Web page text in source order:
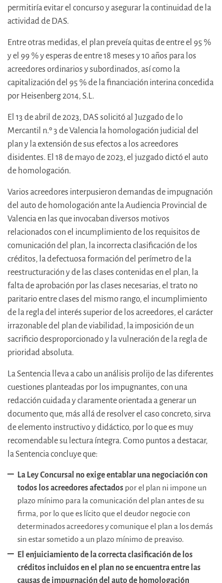
permitiría evitar el concurso y asegurar la continuidad de la
actividad de DAS.
Entre otras medidas, el plan preveía quitas de entre el 95 %
y el 99 % y esperas de entre 18 meses y 10 años para los
acreedores ordinarios y subordinados, así como la
capitalización del 95 % de la financiación interina concedida
por Heisenberg 2014, S.L.
El 13 de abril de 2023, DAS solicitó al Juzgado de lo
Mercantil n.º 3 de Valencia la homologación judicial del
plan y la extensión de sus efectos a los acreedores
disidentes. El 18 de mayo de 2023, el juzgado dictó el auto
de homologación.
Varios acreedores interpusieron demandas de impugnación
del auto de homologación ante la Audiencia Provincial de
Valencia en las que invocaban diversos motivos
relacionados con el incumplimiento de los requisitos de
comunicación del plan, la incorrecta clasificación de los
créditos, la defectuosa formación del perímetro de la
reestructuración y de las clases contenidas en el plan, la
falta de aprobación por las clases necesarias, el trato no
paritario entre clases del mismo rango, el incumplimiento
de la regla del interés superior de los acreedores, el carácter
irrazonable del plan de viabilidad, la imposición de un
sacrificio desproporcionado y la vulneración de la regla de
prioridad absoluta.
La Sentencia lleva a cabo un análisis prolijo de las diferentes
cuestiones planteadas por los impugnantes, con una
redacción cuidada y claramente orientada a generar un
documento que, más allá de resolver el caso concreto, sirva
de elemento instructivo y didáctico, por lo que es muy
recomendable su lectura íntegra. Como puntos a destacar,
la Sentencia concluye que:
La Ley Concursal no exige entablar una negociación con
todos los acreedores afectados por el plan ni impone un
plazo mínimo para la comunicación del plan antes de su
firma, por lo que es lícito que el deudor negocie con
determinados acreedores y comunique el plan a los demás
sin estar sometido a un plazo mínimo de preaviso.
El enjuiciamiento de la correcta clasificación de los
créditos incluidos en el plan no se encuentra entre las
causas de impugnación del auto de homologación